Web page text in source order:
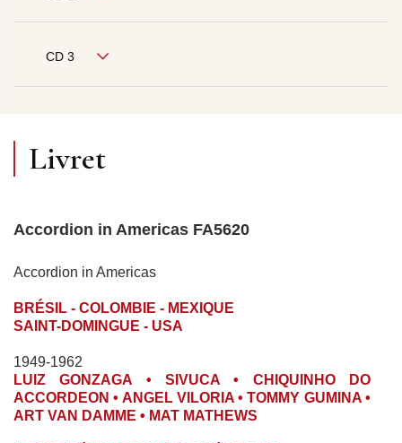
CD 3
Livret
Accordion in Americas FA5620
Accordion in Americas
BRÉSIL - COLOMBIE - MEXIQUE
SAINT-DOMINGUE - USA
1949-1962
LUIZ GONZAGA • SIVUCA • CHIQUINHO DO
ACCORDEON • ANGEL VILORIA • TOMMY GUMINA •
ART VAN DAMME • MAT MATHEWS